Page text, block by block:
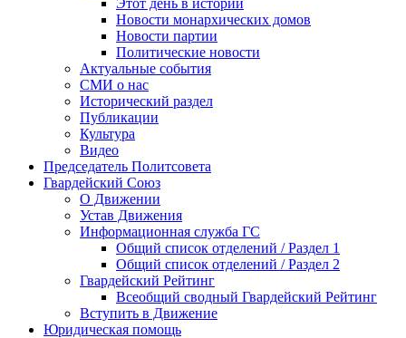
Этот день в истории
Новости монархических домов
Новости партии
Политические новости
Актуальные события
СМИ о нас
Исторический раздел
Публикации
Культура
Видео
Председатель Политсовета
Гвардейский Союз
О Движении
Устав Движения
Информационная служба ГС
Общий список отделений / Раздел 1
Общий список отделений / Раздел 2
Гвардейский Рейтинг
Всеобщий сводный Гвардейский Рейтинг
Вступить в Движение
Юридическая помощь